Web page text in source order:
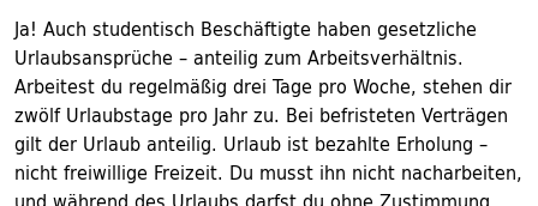
Ja! Auch studentisch Beschäftigte haben gesetzliche
Urlaubsansprüche – anteilig zum Arbeitsverhältnis.
Arbeitest du regelmäßig drei Tage pro Woche, stehen dir
zwölf Urlaubstage pro Jahr zu. Bei befristeten Verträgen
gilt der Urlaub anteilig. Urlaub ist bezahlte Erholung –
nicht freiwillige Freizeit. Du musst ihn nicht nacharbeiten,